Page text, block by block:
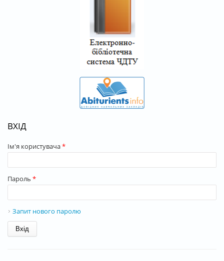
ВХІД
Ім'я користувача*
Пароль *
Запит нового паролю